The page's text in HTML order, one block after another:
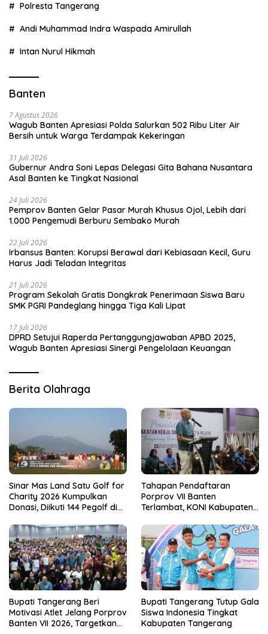
Polresta Tangerang
Andi Muhammad Indra Waspada Amirullah
Intan Nurul Hikmah
Banten
7 Agustus 2026
Wagub Banten Apresiasi Polda Salurkan 502 Ribu Liter Air
Bersih untuk Warga Terdampak Kekeringan
31 Juli 2026
Gubernur Andra Soni Lepas Delegasi Gita Bahana Nusantara
Asal Banten ke Tingkat Nasional
24 Juli 2026
Pemprov Banten Gelar Pasar Murah Khusus Ojol, Lebih dari
1.000 Pengemudi Berburu Sembako Murah
22 Juli 2026
Irbansus Banten: Korupsi Berawal dari Kebiasaan Kecil, Guru
Harus Jadi Teladan Integritas
21 Juli 2026
Program Sekolah Gratis Dongkrak Penerimaan Siswa Baru
SMK PGRI Pandeglang hingga Tiga Kali Lipat
17 Juli 2026
DPRD Setujui Raperda Pertanggungjawaban APBD 2025,
Wagub Banten Apresiasi Sinergi Pengelolaan Keuangan
Berita Olahraga
Sinar Mas Land Satu Golf for
Charity 2026 Kumpulkan
Donasi, Diikuti 144 Pegolf di
Tahapan Pendaftaran
Porprov VII Banten
Terlambat, KONI Kabupaten
Kesiapan Panitia
Bupati Tangerang Beri
Motivasi Atlet Jelang Porprov
Banten VII 2026, Targetkan
Bupati Tangerang Tutup Gala
Siswa Indonesia Tingkat
Kabupaten Tangerang